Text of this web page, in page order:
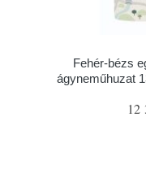
Fehér-bézs
ágyneműhuzat
12